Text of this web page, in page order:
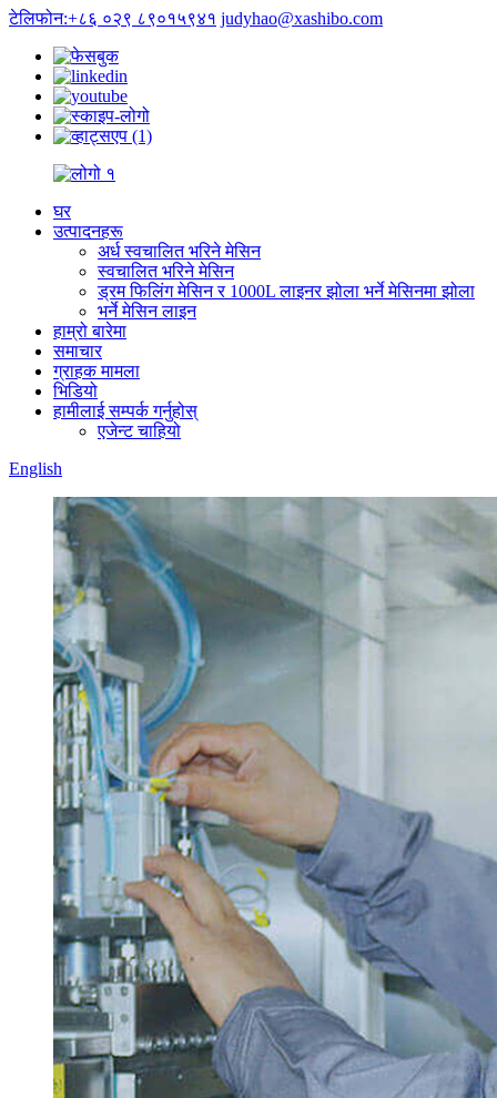
टेलिफोन:+८६ ०२९ ८९०१५९४१ judyhao@xashibo.com
घर
उत्पादनहरू
अर्ध स्वचालित भरिने मेसिन
स्वचालित भरिने मेसिन
ड्रम फिलिंग मेसिन र 1000L लाइनर झोला भर्ने मेसिनमा झोला
भर्ने मेसिन लाइन
हाम्रो बारेमा
समाचार
ग्राहक मामला
भिडियो
हामीलाई सम्पर्क गर्नुहोस्
एजेन्ट चाहियो
English